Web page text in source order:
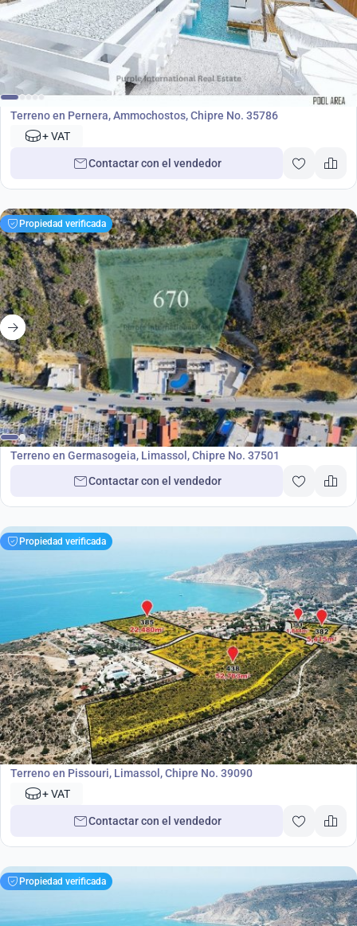
€7 000 000
Terreno
Terreno en Pernera, Ammochostos, Chipre No. 35786
+ VAT
Contactar con el vendedor
Propiedad verificada
€1 100 000
Terreno
Terreno en Germasogeia, Limassol, Chipre No. 37501
Contactar con el vendedor
Propiedad verificada
€8 600 000
Terreno
Terreno en Pissouri, Limassol, Chipre No. 39090
+ VAT
Contactar con el vendedor
Propiedad verificada